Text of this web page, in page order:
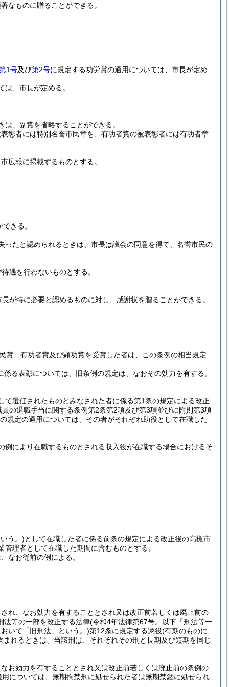
なものに贈ることができる。
1号及び第2号に規定する功労賞の適用については、市長が定め
、市長が定める。
、副賞を省略することができる。
彰者には特別名誉市民章を、有功者賞の被表彰者には有功者章
広報に掲載するものとする。
きる。
たと認められるときは、市長は議会の同意を得て、名誉市民の
遇を行わないものとする。
が特に必要と認めるものに対し、感謝状を贈ることができる。
賞、有功者賞及び顕功賞を受賞した者は、この条例の相当規定
る表彰については、旧条例の規定は、なおその効力を有する。
て選任されたものとみなされた者に係る第1条の規定による改正
の退職手当に関する条例第2条第2項及び第3項並びに附則第3項
規定の適用については、その者がそれぞれ助役として在職した
により在職するものとされる収入役が在職する場合におけるそ
う。)として在職した者に係る前条の規定による改正後の高槻市
理者として在職した期間に含むものとする。
なお従前の例による。
れ、なお効力を有することとされ又は改正前若しくは廃止前の
法等の一部を改正する法律(令和4年法律第67号。以下「刑法等一
いて「旧刑法」という。)第12条に規定する懲役(有期のものに
まれるときは、当該刑は、それぞれその刑と長期及び短期を同じ
お効力を有することとされ又は改正前若しくは廃止前の条例の
用については、無期拘禁刑に処せられた者は無期禁錮に処せられ